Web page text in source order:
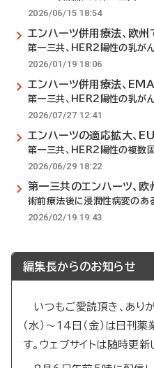
2026/06/15 18:54
エンハーツ併用療法、欧州
第一三共、HER2陽性の乳が
2026/01/19 18:06
エンハーツ併用療法、
第一三共、HER2陽性の乳が
2026/07/27 12:41
エンハーツの適応拡大、
第一三共、HER2陽性の複数
2026/06/29 18:22
第一三共のエンハーツ、
術前療法後に浸潤性病変の
2026/02/19 19:43
編集長からのお知らせ
いつもご愛読頂き、あり
（水）～14日（金）は日刊
す。ウェブサイトは随時更新